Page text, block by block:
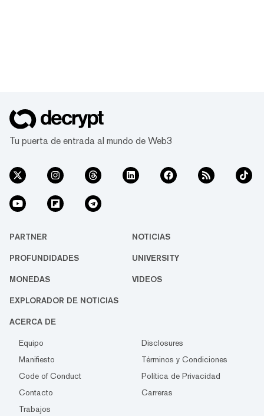
Tu puerta de entrada al mundo de Web3
PARTNER NOTICIAS
PROFUNDIDADES UNIVERSITY
MONEDAS VIDEOS
EXPLORADOR DE NOTICIAS
ACERCA DE
Equipo
Disclosures
Manifiesto
Términos y Condiciones
Code of Conduct
Política de Privacidad
Contacto
Carreras
Trabajos